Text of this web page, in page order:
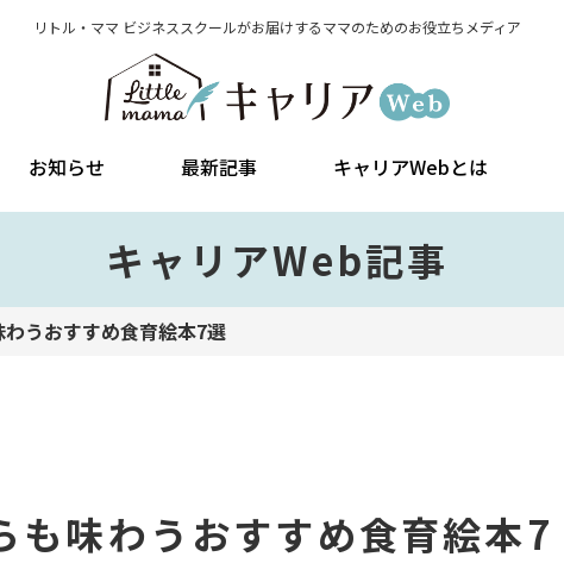
リトル・ママ ビジネススクールがお届けするママのためのお役立ちメディア
お知らせ 最新記事 キャリアWebとは
キャリアWeb記事
うおすすめ食育絵本7選
も味わうおすすめ食育絵本7